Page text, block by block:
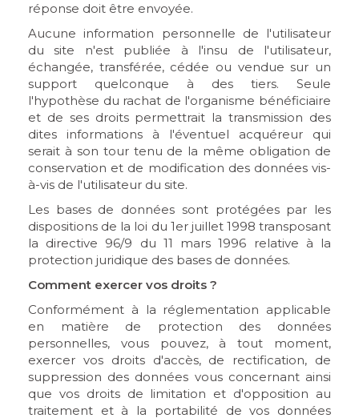
réponse doit être envoyée.
Aucune information personnelle de l'utilisateur
du site n'est publiée à l'insu de l'utilisateur,
échangée, transférée, cédée ou vendue sur un
support quelconque à des tiers. Seule
l'hypothèse du rachat de l'organisme bénéficiaire
et de ses droits permettrait la transmission des
dites informations à l'éventuel acquéreur qui
serait à son tour tenu de la même obligation de
conservation et de modification des données vis-
à-vis de l'utilisateur du site.
Les bases de données sont protégées par les
dispositions de la loi du 1er juillet 1998 transposant
la directive 96/9 du 11 mars 1996 relative à la
protection juridique des bases de données.
Comment exercer vos droits ?
Conformément à la réglementation applicable
en matière de protection des données
personnelles, vous pouvez, à tout moment,
exercer vos droits d'accès, de rectification, de
suppression des données vous concernant ainsi
que vos droits de limitation et d'opposition au
traitement et à la portabilité de vos données